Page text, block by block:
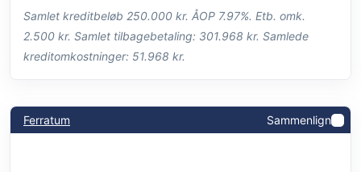
Samlet kreditbeløb 250.000 kr. ÅOP 7.97%. Etb. omk.
2.500 kr. Samlet tilbagebetaling: 301.968 kr. Samlede
kreditomkostninger: 51.968 kr.
Ferratum Sammenlign